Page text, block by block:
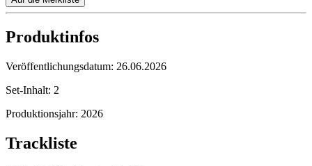
Produktinfos
Veröffentlichungsdatum: 26.06.2026
Set-Inhalt: 2
Produktionsjahr: 2026
Trackliste